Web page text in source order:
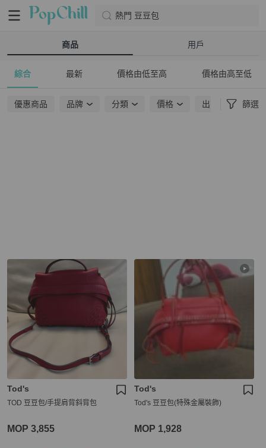
熱門 豆豆包
商品 用戶
綜合 最新 價格由低至高 價格由高至低
優惠商品 品牌 分類 價格 出貨地點 篩選
Tod's
TOD 豆豆包/手提肩背斜背包
MOP 3,855
Tod's
Tod's 豆豆包(特殊金屬裝飾)
MOP 1,928